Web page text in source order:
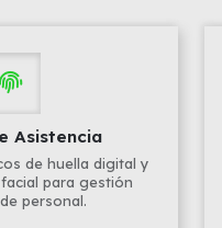
Asistencia
de huella digital y
para gestión
personal.